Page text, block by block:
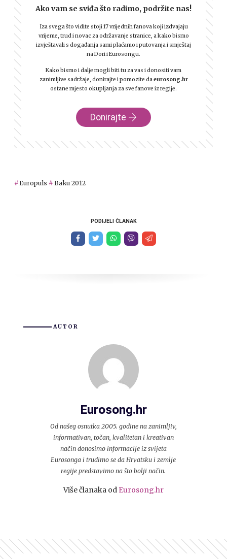
Ako vam se sviđa što radimo, podržite nas!
Iza svega što vidite stoji 17 vrijednih fanova koji izdvajaju
vrijeme, trud i novac za održavanje stranice, a kako bismo
izvještavali s događanja sami plaćamo i putovanja i smještaj
na Dori i Eurosongu.
Kako bismo i dalje mogli biti tu za vas i donositi vam
zanimljive sadržaje, donirajte i pomozite daeurosong.hr
ostane mjesto okupljanja za sve fanove iz regije.
Donirajte
Europuls Baku 2012
PODIJELI ČLANAK
AUTOR
Eurosong.hr
Od našeg osnutka 2005. godine na zanimljiv,
informativan, točan, kvalitetan i kreativan
način donosimo informacije iz svijeta
Eurosonga i trudimo se da Hrvatsku i zemlje
regije predstavimo na što bolji način.
Više članaka od Eurosong.hr